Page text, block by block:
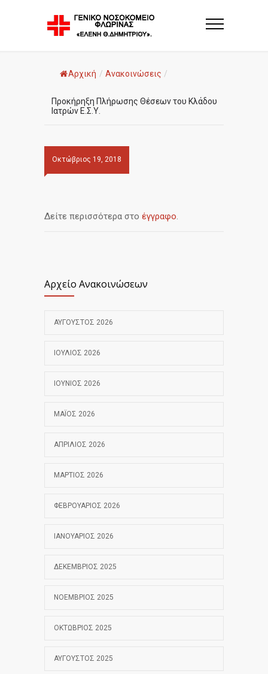
Αρχική / Ανακοινώσεις /
Προκήρηξη Πλήρωσης Θέσεων του Κλάδου
Ιατρών Ε.Σ.Υ.
Οκτώβριος 19, 2018
Δείτε περισσότερα στο έγγραφο.
Αρχείο Ανακοινώσεων
ΑΎΓΟΥΣΤΟΣ 2026
ΙΟΎΛΙΟΣ 2026
ΙΟΎΝΙΟΣ 2026
ΜΆΙΟΣ 2026
ΑΠΡΊΛΙΟΣ 2026
ΜΆΡΤΙΟΣ 2026
ΦΕΒΡΟΥΆΡΙΟΣ 2026
ΙΑΝΟΥΆΡΙΟΣ 2026
ΔΕΚΈΜΒΡΙΟΣ 2025
ΝΟΈΜΒΡΙΟΣ 2025
ΟΚΤΏΒΡΙΟΣ 2025
ΑΎΓΟΥΣΤΟΣ 2025